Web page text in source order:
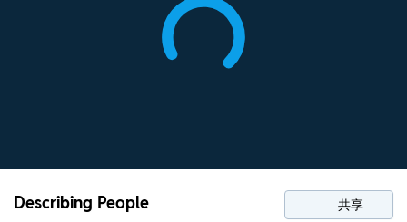
Describing People 共享